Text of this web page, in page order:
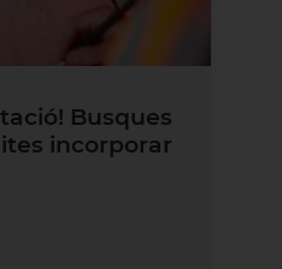
Busques
incorporar